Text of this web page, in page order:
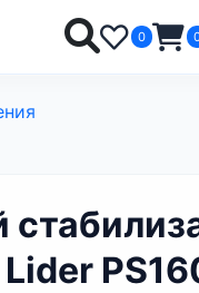
0